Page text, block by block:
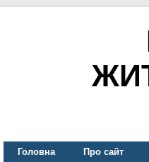
Головна Про сайт